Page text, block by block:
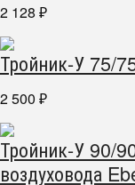
2 128 ₽
Тройник-У 75/
2 500 ₽
Тройник-У 90/
воздуховода